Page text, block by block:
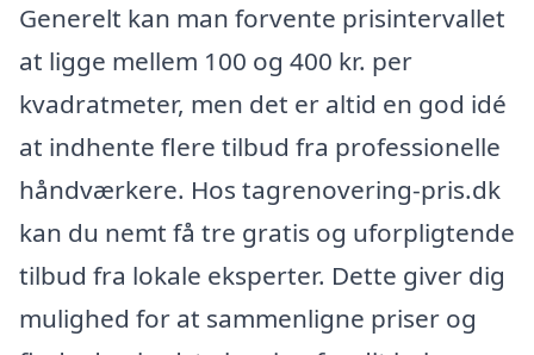
Generelt kan man forvente prisintervallet
at ligge mellem 100 og 400 kr. per
kvadratmeter, men det er altid en god idé
at indhente flere tilbud fra professionelle
håndværkere. Hos tagrenovering-pris.dk
kan du nemt få tre gratis og uforpligtende
tilbud fra lokale eksperter. Dette giver dig
mulighed for at sammenligne priser og